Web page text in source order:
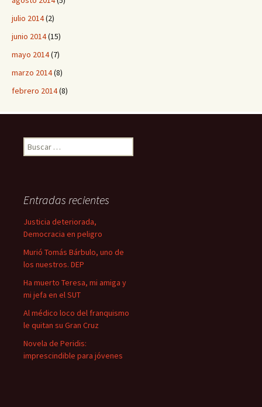
julio 2014(2)
junio 2014(15)
mayo 2014(7)
marzo 2014(8)
febrero 2014(8)
B
u
r
Entradas recientes
Justicia deteriorada,
Democracia en peligro
Murió Tomás Bárbulo, uno de
los nuestros. DEP
Ha muerto Teresa, mi amiga y
mi jefa en el SUT
Al médico loco del franquismo
le quitan su Gran Cruz
Novela de Peridis:
imprescindible para jóvenes